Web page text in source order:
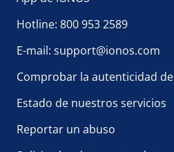
Hotline: 800 953 2589
E-mail: support@ionos.com
Comprobar la autenticidad de
Estado de nuestros servicios
Reportar un abuso